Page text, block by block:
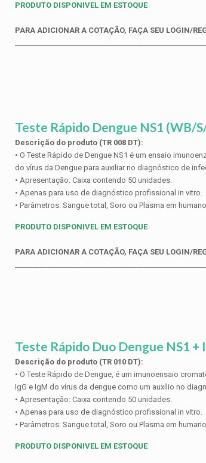
PRODUTO DISPONIVEL EM ESTOQUE
PARA ADICIONAR A COTAÇÃO, FAÇA SEU LOGIN/
Teste Rápido Dengue NS1 (WB/
Descrição do produto (TR 008 DT):
• O Teste Rápido de Dengue NS1 é um ensaio
do vírus da Dengue para auxiliar no diagnóstico de
• Apresentação: Caixa contendo 50 unidades.
• Apenas para uso de diagnóstico profissional in vitro.
• Parâmetros: Sangue total, Soro ou Plasma em
PRODUTO DISPONIVEL EM ESTOQUE
PARA ADICIONAR A COTAÇÃO, FAÇA SEU LOGIN/
Teste Rápido Duo Dengue NS1
Descrição do produto (TR 010 DT):
• O Teste Rápido de Dengue, é um imunoensaio
IgG e IgM do vírus da dengue como um auxílio no
• Apresentação: Caixa contendo 50 unidades.
• Apenas para uso de diagnóstico profissional in vitro.
• Parâmetros: Sangue total, Soro ou Plasma em
PRODUTO DISPONIVEL EM ESTOQUE